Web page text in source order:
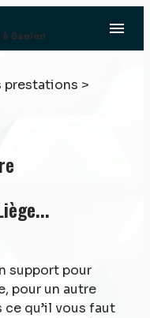
Baelen menu
prestations >
support pour
pour un autre
ce qu’il vous faut